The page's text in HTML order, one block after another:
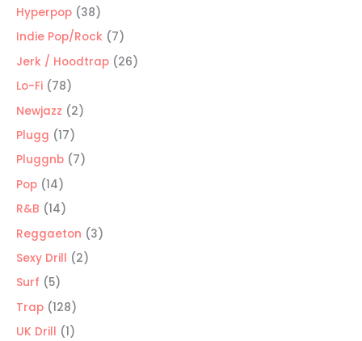
productos
Hyperpop 3838
productos
Indie Pop/Rock 77
productos
Jerk / Hoodtrap 2626
Lo-Fi 7878
productos
Newjazz 22
Plugg 1717
productos
Pluggnb 77
Pop 1414
productos
R&B 1414
productos
Reggaeton 33
Sexy Drill 22
Surf 55
productos
Trap 128128
productos
UK Drill 11